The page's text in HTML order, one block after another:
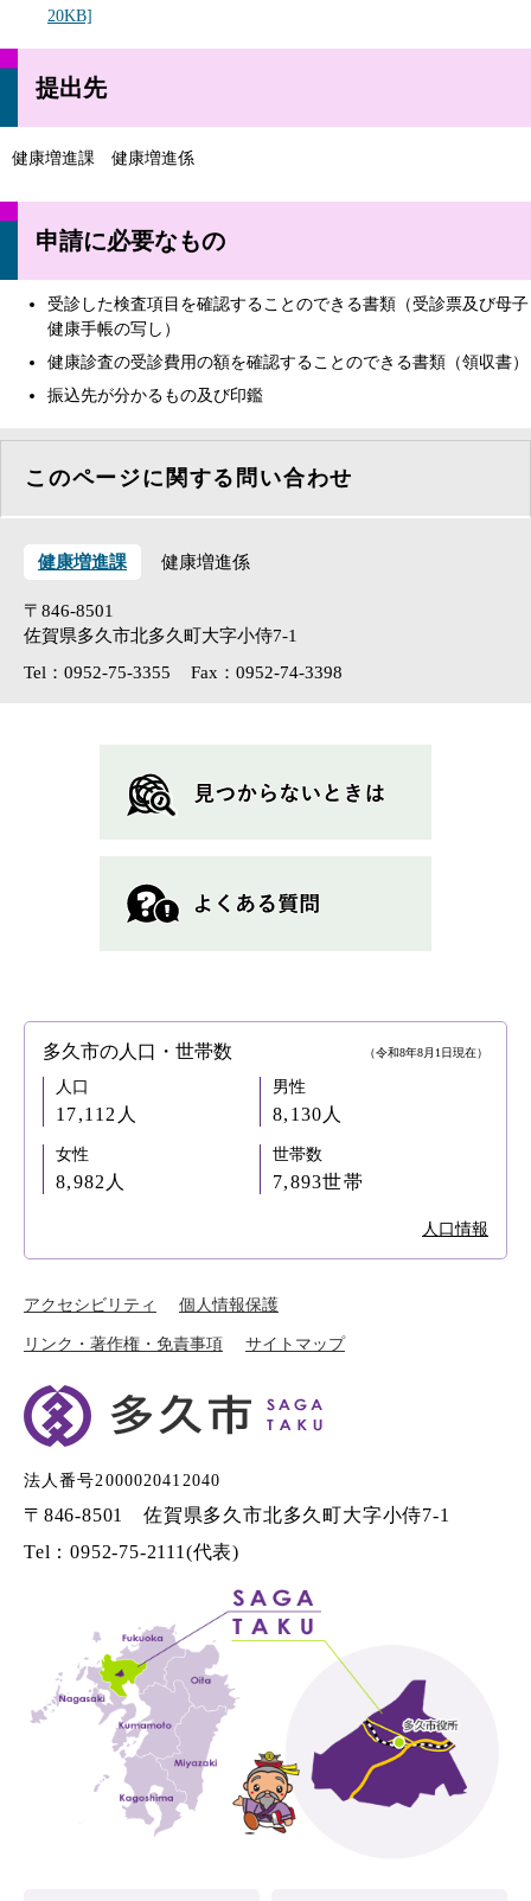
20KB]
提出先
健康増進課 健康増進係
申請に必要なもの
受診した検査項目を確認することのできる書類（受診票及び母子
健康手帳の写し）
健康診査の受診費用の額を確認することのできる書類（領収書）
振込先が分かるもの及び印鑑
このページに関する問い合わせ
健康増進課 健康増進係
〒846-8501
佐賀県多久市北多久町大字小侍7-1
Tel：0952-75-3355
Fax：0952-74-3398
多久市の人口・世帯数 （令和8年8月1日現在）
人口
17,112人
男性
8,130人
女性
8,982人
世帯数
7,893世帯
人口情報
アクセシビリティ 個人情報保護
リンク・著作権・免責事項 サイトマップ
法人番号2000020412040
〒846-8501 佐賀県多久市北多久町大字小侍7-1
Tel：0952-75-2111(代表)